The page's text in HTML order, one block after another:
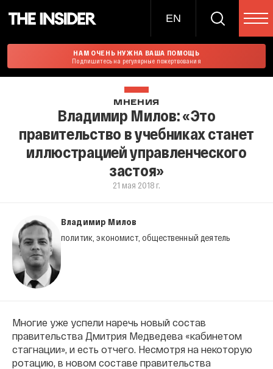
EN
НАМ ОЧЕНЬ НУЖНА ВАША ПОМОЩЬ
Подпишитесь на регулярные пожертвования
МНЕНИЯ
Владимир Милов: «Это
правительство в учебниках станет
иллюстрацией управленческого
застоя»
21 мая 2018 г.
Владимир Милов
политик, экономист, общественный деятель
Многие уже успели наречь новый состав
правительства Дмитрия Медведева «кабинетом
стагнации», и есть отчего. Несмотря на некоторую
ротацию, в новом составе правительства